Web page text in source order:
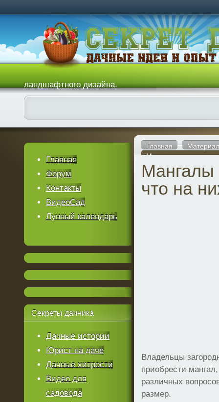
ландшафтного дизайна.
Главная
Мангалы для дачи и
Мангалы
что на
Владельцы
приобрести
различных
размер.
Главная
Форум
Контакты
ВидеоСад
Лунный календарь
Секреты дачника
Дачные истории
Юрист на даче
Дачные хитрости
Видео для
садовода